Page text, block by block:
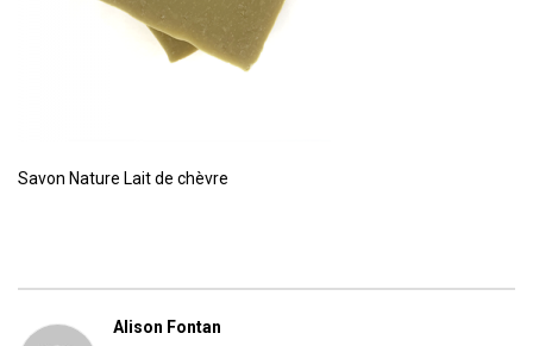
Savon Nature Lait de chèvre
Alison Fontan